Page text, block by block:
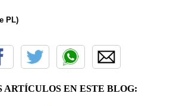
PL)
ARTÍCULOS EN ESTE BLOG: